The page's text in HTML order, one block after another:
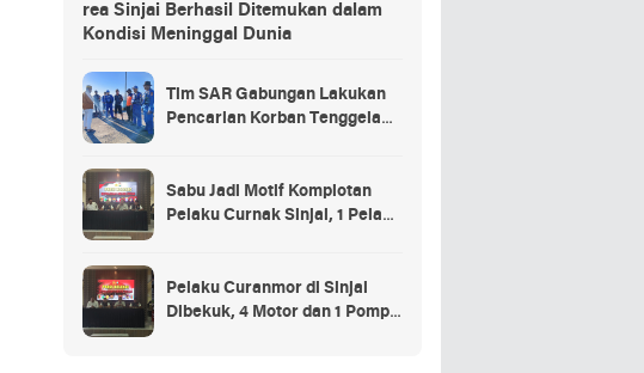
rea Sinjai Berhasil Ditemukan dalam
Kondisi Meninggal Dunia
Tim SAR Gabungan Lakukan
Pencarian Korban Tenggelam
Sabu Jadi Motif Komplotan
Pelaku Curnak Sinjai, 1 Pelaku
Pelaku Curanmor di Sinjai
Dibekuk, 4 Motor dan 1 Pompa